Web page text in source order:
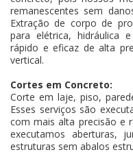
remanescentes sem
Extração de corpo de
para elétrica, hidráulica
rápido e eficaz de alta
vertical.
Cortes em Concreto:
Corte em laje, piso,
Esses serviços são
com mais alta precisão e
executamos aberturas,
estruturas sem abalos